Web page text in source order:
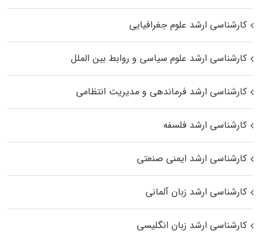
کارشناسی ارشد علوم جغرافیایی
کارشناسی ارشد علوم سیاسی و روابط بین الملل
کارشناسی ارشد فرماندهی و مدیریت انتظامی
کارشناسی ارشد فلسفه
کارشناسی ارشد ایمنی صنعتی
کارشناسی ارشد زبان آلمانی
کارشناسی ارشد زبان انگلیسی